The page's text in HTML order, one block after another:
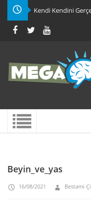
Kendi Kendini
Beyin_ve_yas
16/08/2021 Bestami